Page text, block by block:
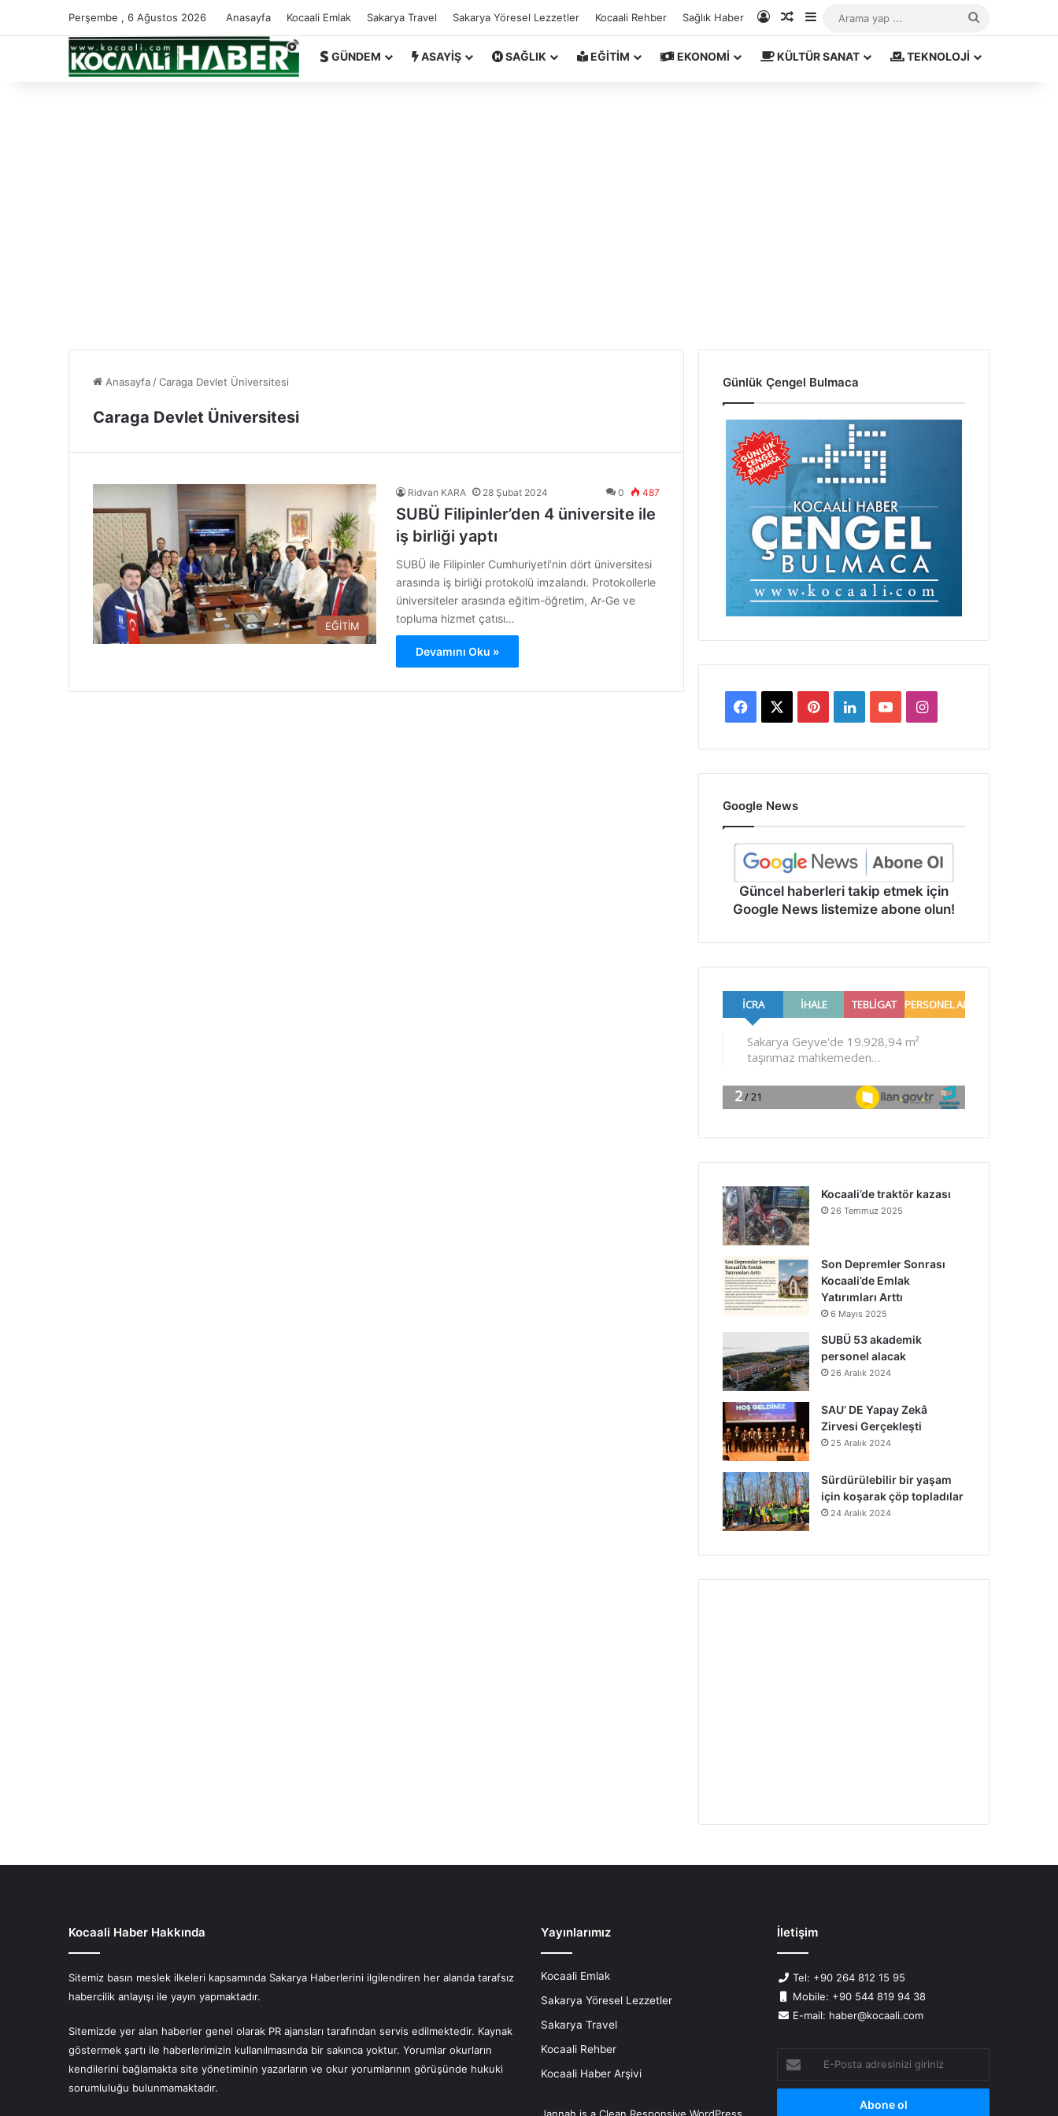
Perşembe , 6 Ağustos 2026 Anasayfa Kocaali Emlak Sakarya Travel Sakarya Yöresel Lezzetler Kocaali Rehber Sağlık Haber Kayıt OlRastgele Makale
Kenar Bölmesi
GÜNDEM ASAYİŞ SAĞLIK EĞİTİM EKONOMİ KÜLTÜR SANAT TEKNOLOJİ
Anasayfa /Caraga Devlet Üniversitesi
Caraga Devlet Üniversitesi
EĞİTİM
Ridvan KARA 28 Şubat 2024 0 487
SUBÜ Filipinler’den 4 üniversite ile
iş birliği yaptı
SUBÜ ile Filipinler Cumhuriyeti’nin dört üniversitesi
arasında iş birliği protokolü imzalandı. Protokollerle
üniversiteler arasında eğitim-öğretim, Ar-Ge ve
topluma hizmet çatısı…
Devamını Oku »
Günlük Çengel Bulmaca
Facebook PinterestLinkedInYouTubeInstagram
Google News
Güncel haberleri takip etmek için
Google News listemize abone olun!
Kocaali’de traktör kazası
26 Temmuz 2025
Son Depremler Sonrası
Kocaali’de Emlak
Yatırımları Arttı
6 Mayıs 2025
SUBÜ 53 akademik
personel alacak
26 Aralık 2024
SAU’ DE Yapay Zekâ
Zirvesi Gerçekleşti
25 Aralık 2024
Sürdürülebilir bir yaşam
için koşarak çöp topladılar
24 Aralık 2024
Kocaali Haber Hakkında
Sitemiz basın meslek ilkeleri kapsamında Sakarya Haberlerini ilgilendiren her alanda tarafsız
habercilik anlayışı ile yayın yapmaktadır.
Sitemizde yer alan haberler genel olarak PR ajansları tarafından servis edilmektedir. Kaynak
göstermek şartı ile haberlerimizin kullanılmasında bir sakınca yoktur. Yorumlar okurların
kendilerini bağlamakta site yönetiminin yazarların ve okur yorumlarının görüşünde hukuki
sorumluluğu bulunmamaktadır.
Yayınlarımız
Kocaali Emlak
Sakarya Yöresel Lezzetler
Sakarya Travel
Kocaali Rehber
Kocaali Haber Arşivi
İletişim
Tel: +90 264 812 15 95
Mobile: +90 544 819 94 38
E-mail: haber@kocaali.com
Posta
adresinizi